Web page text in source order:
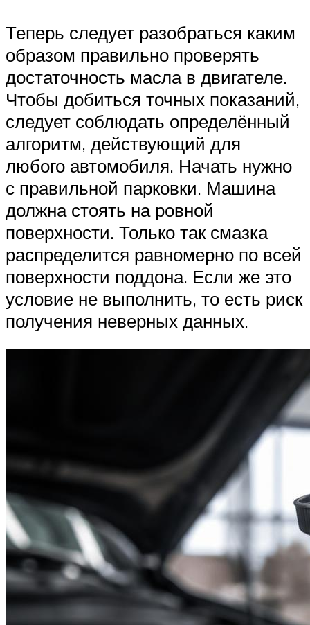
Теперь следует разобраться каким
образом правильно проверять
достаточность масла в двигателе.
Чтобы добиться точных показаний,
следует соблюдать определённый
алгоритм, действующий для
любого автомобиля. Начать нужно
с правильной парковки. Машина
должна стоять на ровной
поверхности. Только так смазка
распределится равномерно по всей
поверхности поддона. Если же это
условие не выполнить, то есть риск
получения неверных данных.